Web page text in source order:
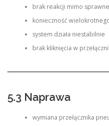
brak reakcji mimo
konieczność
system działa niestabilnie
brak kliknięcia w
5.3 Naprawa
wymiana przełącznika